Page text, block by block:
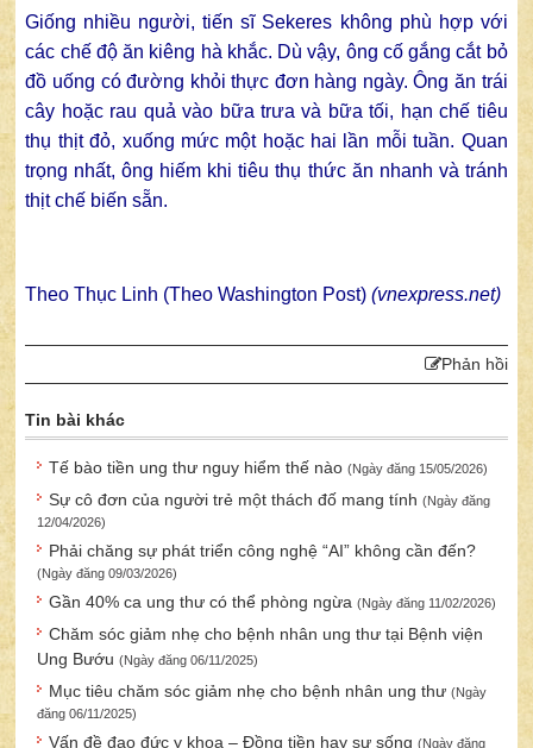
Giống nhiều người, tiến sĩ Sekeres không phù hợp với
các chế độ ăn kiêng hà khắc. Dù vậy, ông cố gắng cắt bỏ
đồ uống có đường khỏi thực đơn hàng ngày. Ông ăn trái
cây hoặc rau quả vào bữa trưa và bữa tối, hạn chế tiêu
thụ thịt đỏ, xuống mức một hoặc hai lần mỗi tuần. Quan
trọng nhất, ông hiếm khi tiêu thụ thức ăn nhanh và tránh
thịt chế biến sẵn.
Theo Thục Linh (Theo Washington Post)(vnexpress.net)
Phản hồi
Tin bài khác
Tế bào tiền ung thư nguy hiểm thế nào(Ngày đăng 15/05/2026)
Sự cô đơn của người trẻ một thách đố mang tính(Ngày đăng
12/04/2026)
Phải chăng sự phát triển công nghệ “AI” không cần đến?
(Ngày đăng 09/03/2026)
Gần 40% ca ung thư có thể phòng ngừa(Ngày đăng 11/02/2026)
Chăm sóc giảm nhẹ cho bệnh nhân ung thư tại Bệnh viện
Ung Bướu(Ngày đăng 06/11/2025)
Mục tiêu chăm sóc giảm nhẹ cho bệnh nhân ung thư(Ngày
đăng 06/11/2025)
Vấn đề đạo đức y khoa – Đồng tiền hay sự sống(Ngày đăng